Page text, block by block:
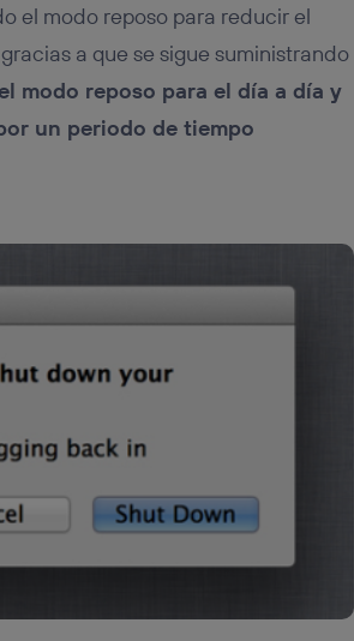
el modo reposo para reducir el
a que se sigue suministrando
modo reposo para el día a día y
un periodo de tiempo